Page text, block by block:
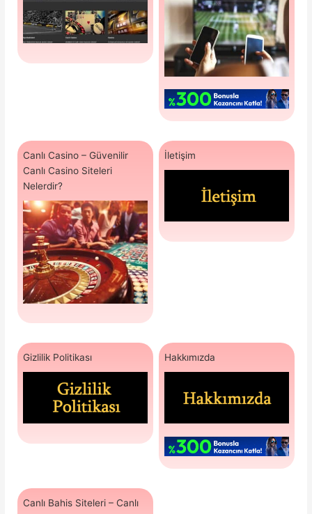
Canlı Casino – Güvenilir
Canlı Casino Siteleri
Nelerdir?
İletişim
Gizlilik Politikası Hakkımızda
Canlı Bahis Siteleri – Canlı